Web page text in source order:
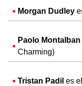
Morgan Dudley
Paolo Montalban
Charming)
Tristan Padil es